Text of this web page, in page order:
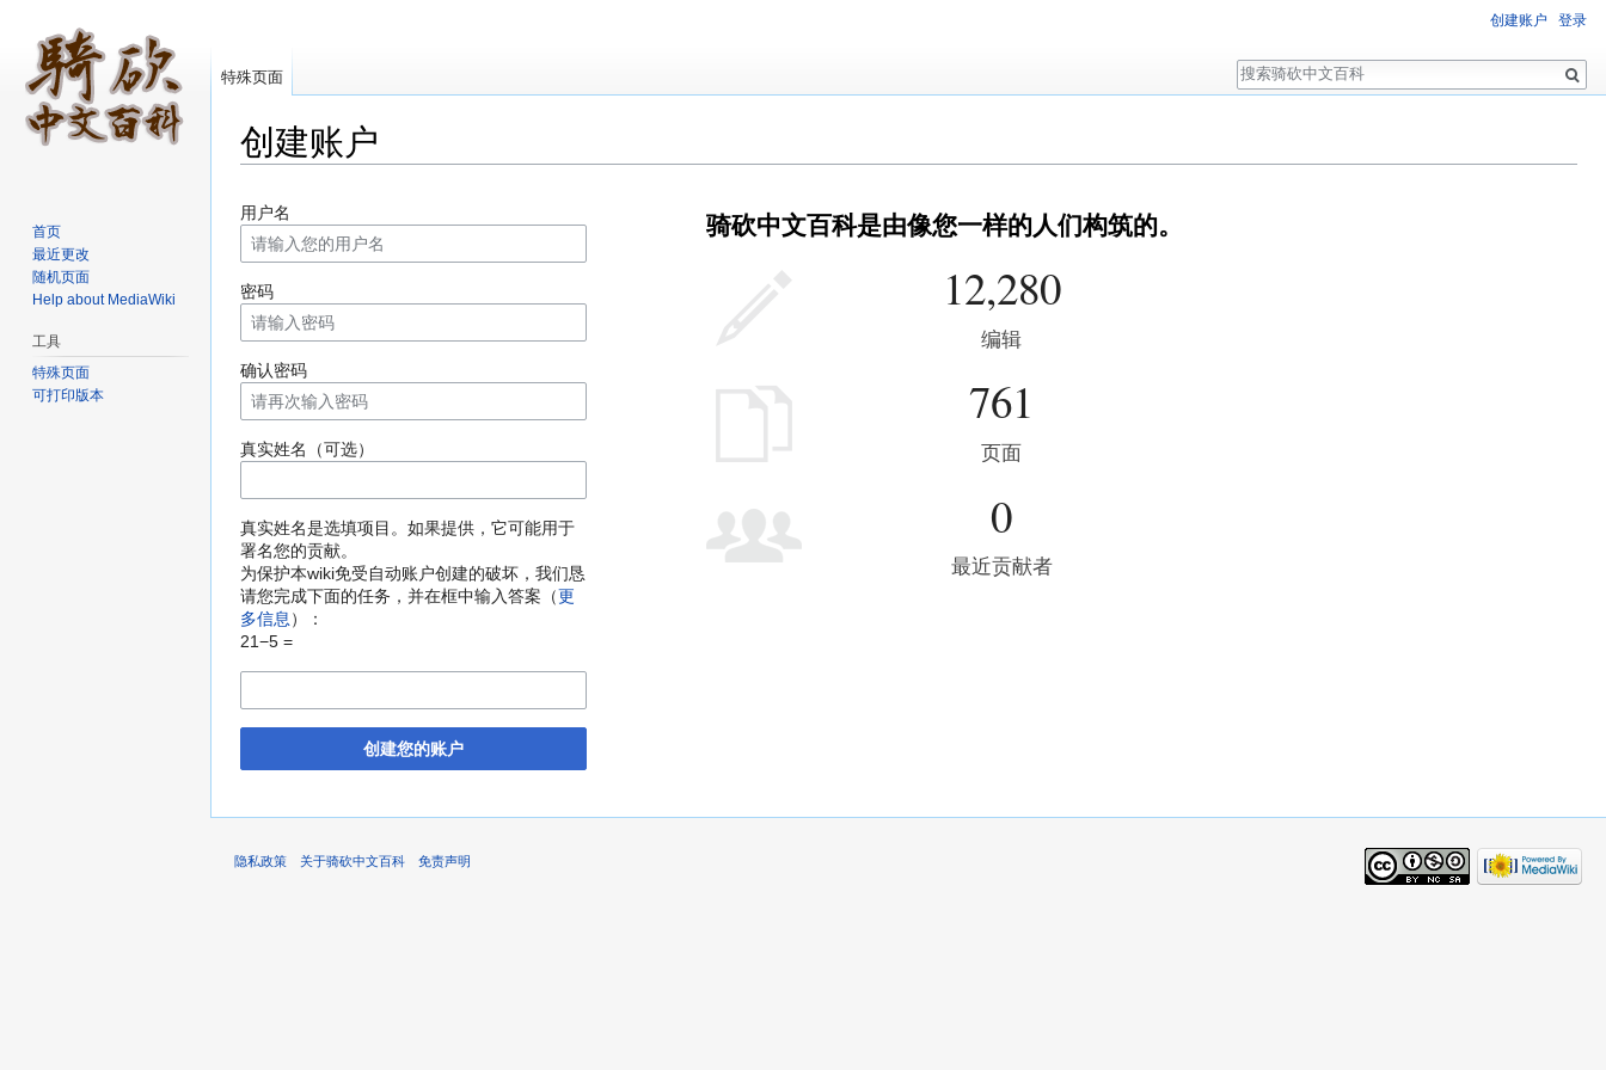
创建账户
用户名
密码
确认密码
真实姓名（可选）
真实姓名是选填项目。如果提供，它可能用于
署名您的贡献。
为保护本wiki免受自动账户创建的破坏，我们恳
请您完成下面的任务，并在框中输入答案（更
多信息）：
21−5 =
创建您的账户
骑砍中文百科是由像您一样的人们构筑的。
12,280
编辑
761
页面
0
最近贡献者
创建账户 登录
特殊页面
搜
索
首页
最近更改
随机页面
Help about MediaWiki
工具
特殊页面
可打印版本
隐私政策 关于骑砍中文百科 免责声明